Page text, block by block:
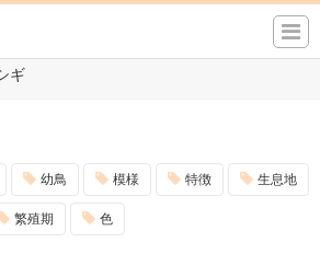
ギ
幼鳥 模様 特徴 生息地
繁殖期 色